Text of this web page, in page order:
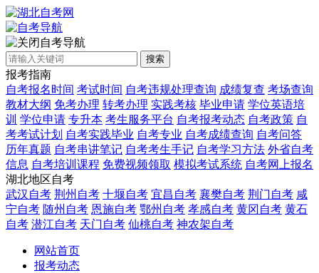
自考导航
搜索
报考指南
自考报名时间 考试时间 自考违规处理查询 成绩复查 考场查询
教材大纲 免考办理 转考办理 实践考核 毕业申请 学位英语培
训 学位申请 专升本 考生服务平台 自考报考动态 自考政策 自
考考试计划 自考实践毕业 自考专业 自考成绩查询 自考问答
历年真题 自考串讲笔记 自考考生手记 自考学习方法 外省自考
信息 自考培训课程 免费视频领取 模拟考试系统 自考网上报名
湖北地区自考
武汉自考 荆州自考 十堰自考 宜昌自考 襄樊自考 荆门自考 咸
宁自考 随州自考 恩施自考 鄂州自考 孝感自考 黄冈自考 黄石
自考 潜江自考 天门自考 仙桃自考 神农架自考
网站首页
报考动态